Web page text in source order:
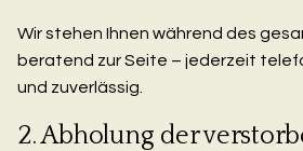
Wir stehen Ihnen während des
beratend zur Seite – jederzeit
und zuverlässig.
2. Abholung der